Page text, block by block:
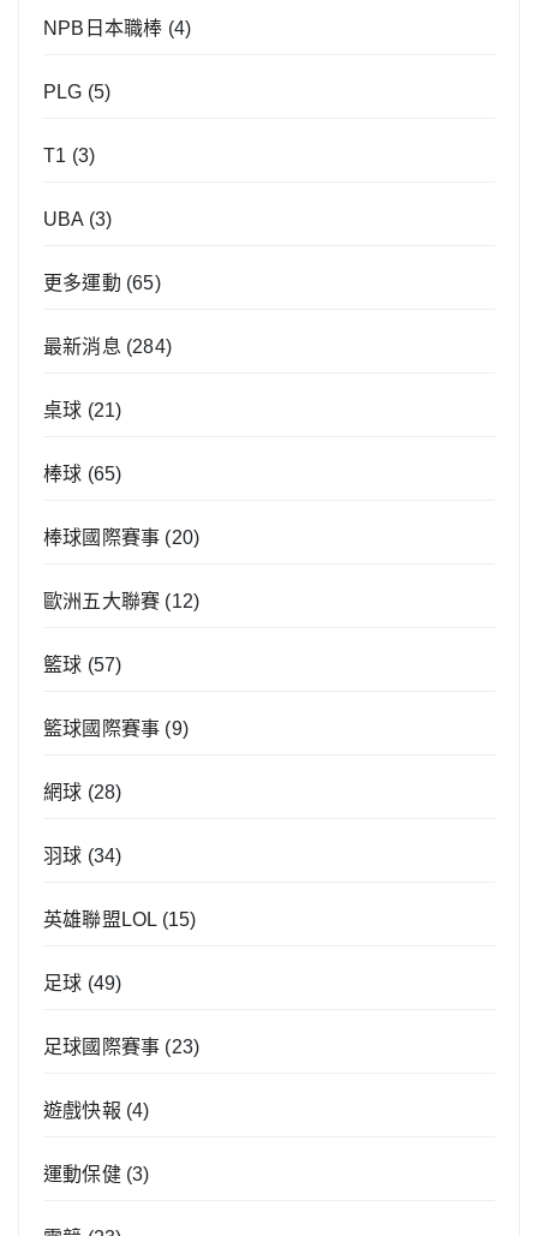
NPB日本職棒 (4)
PLG (5)
T1 (3)
UBA (3)
更多運動 (65)
最新消息 (284)
桌球 (21)
棒球 (65)
棒球國際賽事 (20)
歐洲五大聯賽 (12)
籃球 (57)
籃球國際賽事 (9)
網球 (28)
羽球 (34)
英雄聯盟LOL (15)
足球 (49)
足球國際賽事 (23)
遊戲快報 (4)
運動保健(3)